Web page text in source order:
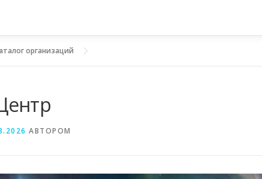
организаций
АВТОРОМ